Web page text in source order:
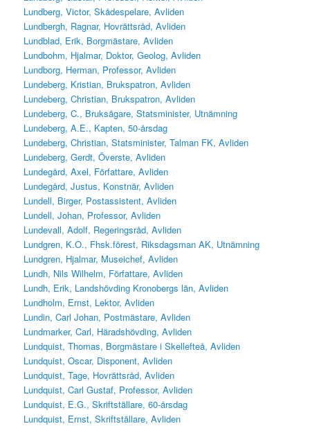
Lundberg, Victor, Skådespelare, Avliden
Lundbergh, Ragnar, Hovrättsråd, Avliden
Lundblad, Erik, Borgmästare, Avliden
Lundbohm, Hjalmar, Doktor, Geolog, Avliden
Lundborg, Herman, Professor, Avliden
Lundeberg, Kristian, Brukspatron, Avliden
Lundeberg, Christian, Brukspatron, Avliden
Lundeberg, C., Bruksägare, Statsminister, Utnämning
Lundeberg, A.E., Kapten, 50-årsdag
Lundeberg, Christian, Statsminister, Talman FK, Avliden
Lundeberg, Gerdt, Överste, Avliden
Lundegård, Axel, Författare, Avliden
Lundegård, Justus, Konstnär, Avliden
Lundell, Birger, Postassistent, Avliden
Lundell, Johan, Professor, Avliden
Lundevall, Adolf, Regeringsråd, Avliden
Lundgren, K.O., Fhsk.förest, Riksdagsman AK, Utnämning
Lundgren, Hjalmar, Museichef, Avliden
Lundh, Nils Wilhelm, Författare, Avliden
Lundh, Erik, Landshövding Kronobergs län, Avliden
Lundholm, Ernst, Lektor, Avliden
Lundin, Carl Johan, Postmästare, Avliden
Lundmarker, Carl, Häradshövding, Avliden
Lundquist, Thomas, Borgmästare i Skellefteå, Avliden
Lundquist, Oscar, Disponent, Avliden
Lundquist, Tage, Hovrättsråd, Avliden
Lundquist, Carl Gustaf, Professor, Avliden
Lundquist, E.G., Skriftställare, 60-årsdag
Lundquist, Ernst, Skriftställare, Avliden